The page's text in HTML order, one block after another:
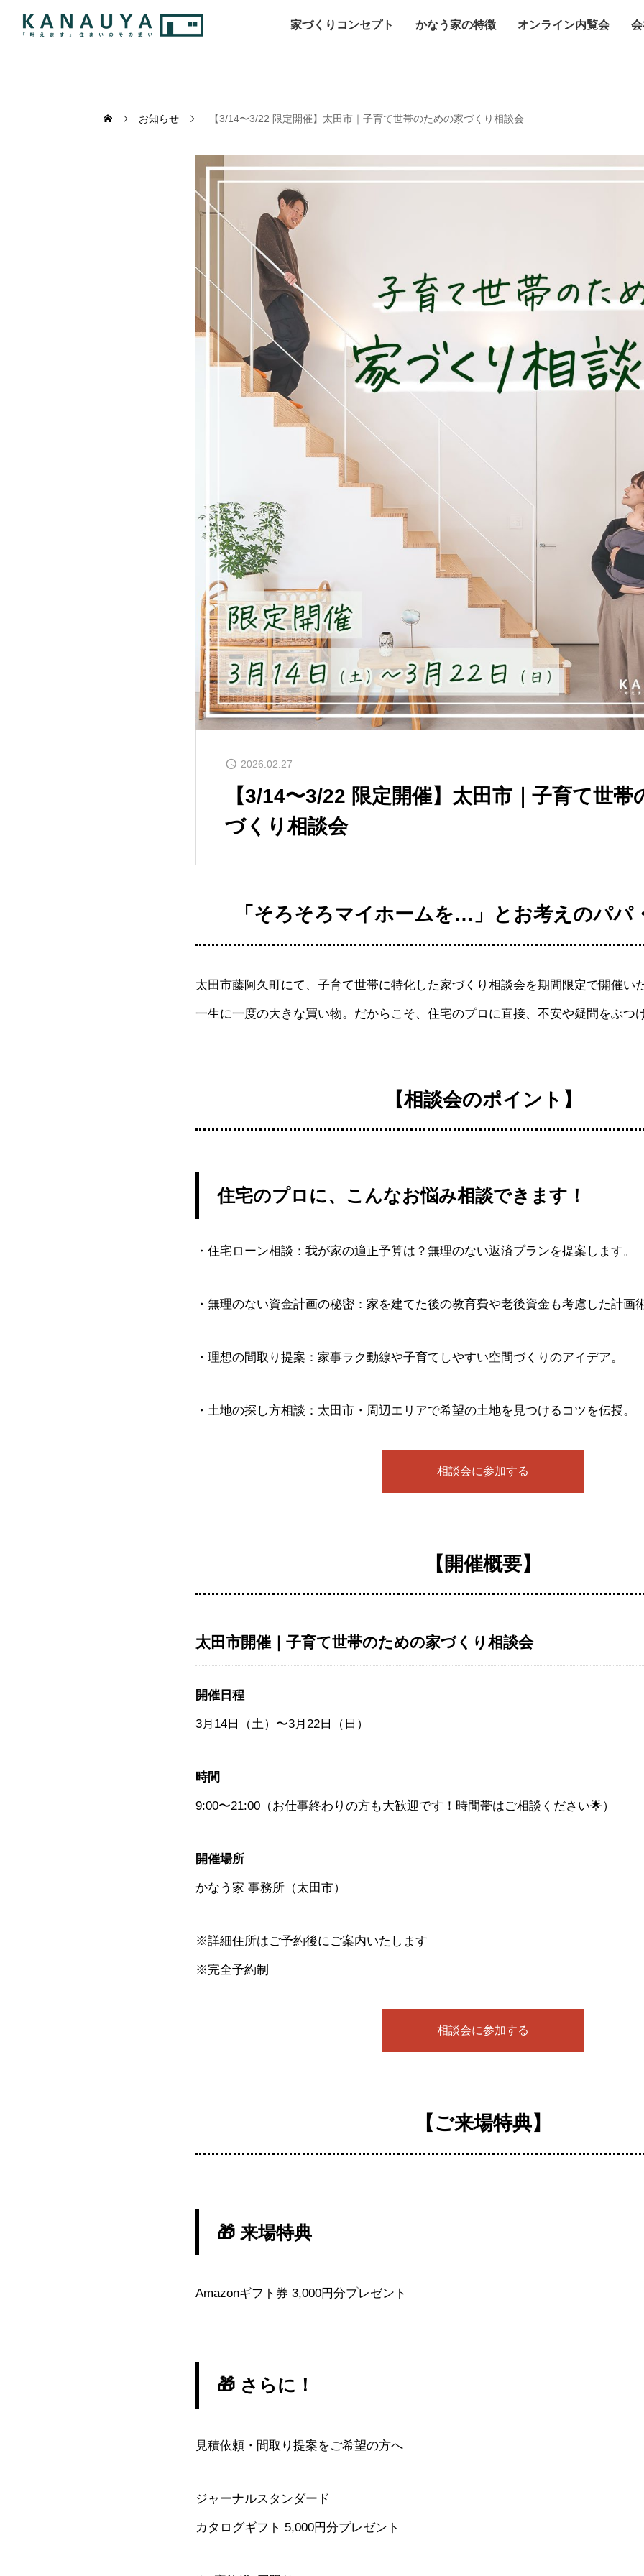
家づくりコンセプト かなう家の特徴 オンライン内覧会
お知らせ 【3/14〜3/22 限定開催】太田市｜子育て世帯のための家づくり相談会
2026.02.27
【3/14〜3/22 限定開催】太田市｜子育て世帯
づくり相談会
「そろそろマイホームを…」とお考えのパパ
太田市藤阿久町にて、子育て世帯に特化した家づくり相談会を期間限定で開催い
一生に一度の大きな買い物。だからこそ、住宅のプロに直接、不安や疑問をぶつ
【相談会のポイント】
住宅のプロに、こんなお悩み相談できます！
・住宅ローン相談：我が家の適正予算は？無理のない返済プランを提案します。
・無理のない資金計画の秘密：家を建てた後の教育費や老後資金も考慮した計画術
・理想の間取り提案：家事ラク動線や子育てしやすい空間づくりのアイデア。
・土地の探し方相談：太田市・周辺エリアで希望の土地を見つけるコツを伝授。
相談会に参加する
【開催概要】
太田市開催｜子育て世帯のための家づくり相談会
開催日程
3月14日（土）〜3月22日（日）
時間
9:00〜21:00（お仕事終わりの方も大歓迎です！時間帯はご相談ください🌟）
開催場所
かなう家 事務所（太田市）
※詳細住所はご予約後にご案内いたします
※完全予約制
相談会に参加する
【ご来場特典】
🎁 来場特典
Amazonギフト券 3,000円分プレゼント
🎁 さらに！
見積依頼・間取り提案をご希望の方へ
ジャーナルスタンダード
カタログギフト 5,000円分プレゼント